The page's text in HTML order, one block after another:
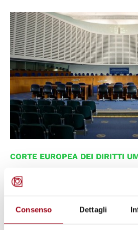
Consenso Dettagli
© Wikimedia Commons/CherryX
CORTE EUROPEA DEI DIRITTI
L’Italia dinanzi alla
dei diritti umani nel
contenzioso ed
sentenze